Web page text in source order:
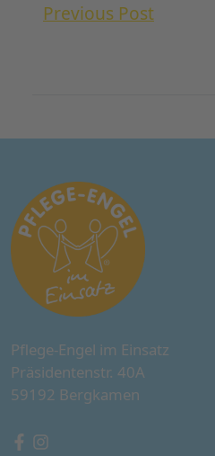
Previous Post
Pflege-Engel im Einsatz
Präsidentenstr. 40A
59192 Bergkamen